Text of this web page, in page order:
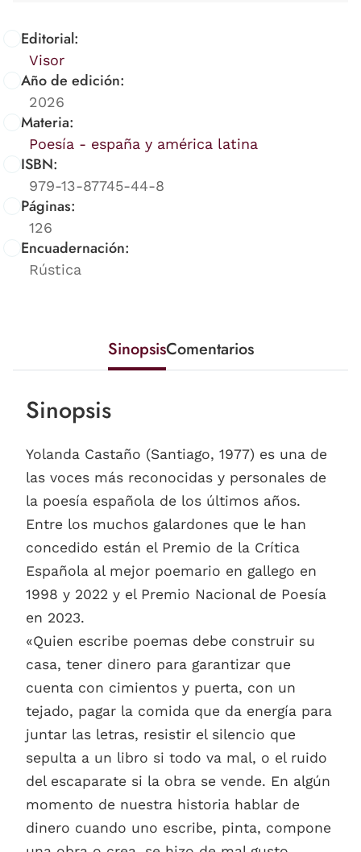
Editorial:
Visor
Año de edición:
2026
Materia:
Poesía - españa y américa latina
ISBN:
979-13-87745-44-8
Páginas:
126
Encuadernación:
Rústica
SinopsisComentarios
Sinopsis
Yolanda Castaño (Santiago, 1977) es una de
las voces más reconocidas y personales de
la poesía española de los últimos años.
Entre los muchos galardones que le han
concedido están el Premio de la Crítica
Española al mejor poemario en gallego en
1998 y 2022 y el Premio Nacional de Poesía
en 2023.
«Quien escribe poemas debe construir su
casa, tener dinero para garantizar que
cuenta con cimientos y puerta, con un
tejado, pagar la comida que da energía para
juntar las letras, resistir el silencio que
sepulta a un libro si todo va mal, o el ruido
del escaparate si la obra se vende. En algún
momento de nuestra historia hablar de
dinero cuando uno escribe, pinta, compone